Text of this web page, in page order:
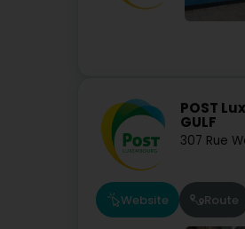
POST
GULF
307 Rue
Website Route